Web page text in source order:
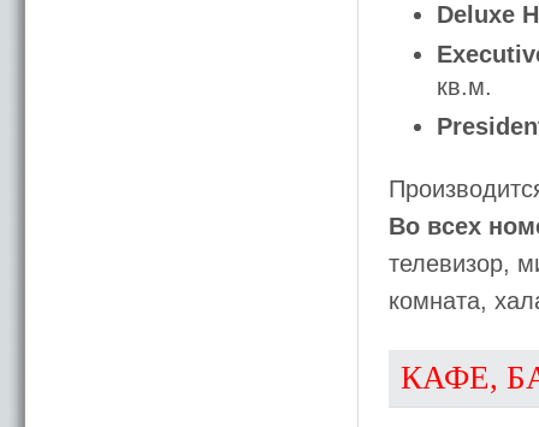
Deluxe
кв.м.
Во всех
телевизор,
комната,
КАФЕ,